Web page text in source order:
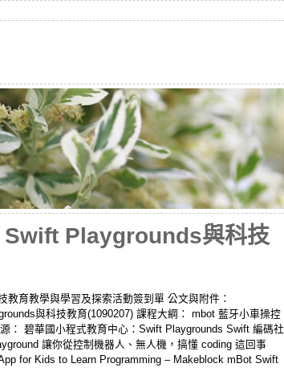
Swift Playgrounds與科技
教育教學與學習及探索活動簽到單 公文與附件：
與科技教育(1090207) 課程大綱： mbot 藍牙小車操控
： 碧華國小程式教育中心：Swift Playgrounds Swift 編碼社
讓你從控制機器人、無人機，搞懂 coding 這回事
for Kids to Learn Programming – Makeblock mBot Swift